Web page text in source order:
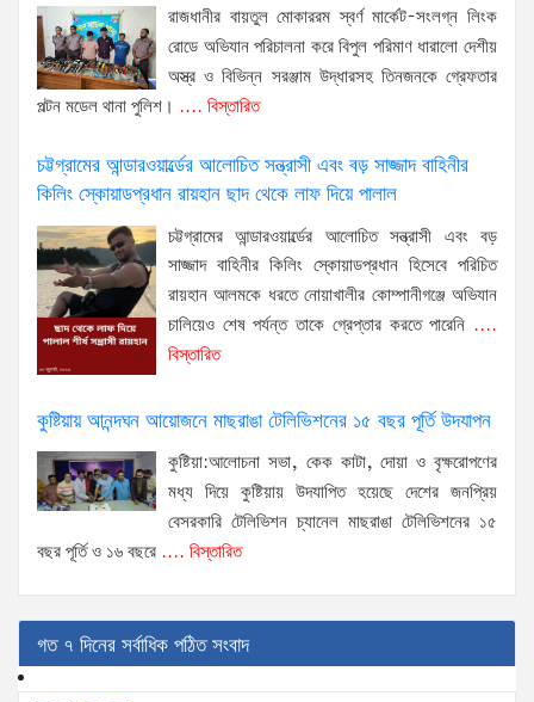
রাজধানীর বায়তুল মোকাররম স্বর্ণ মার্কেট-সংলগ্ন লিংক
রোডে অভিযান পরিচালনা করে বিপুল পরিমাণ ধারালো দেশীয়
অস্ত্র ও বিভিন্ন সরঞ্জাম উদ্ধারসহ তিনজনকে গ্রেফতার
পল্টন মডেল থানা পুলিশ। .... বিস্তারিত
চট্টগ্রামের আন্ডারওয়ার্ল্ডের আলোচিত সন্ত্রাসী এবং বড় সাজ্জাদ বাহিনীর
কিলিং স্কোয়াডপ্রধান রায়হান ছাদ থেকে লাফ দিয়ে পালাল
চট্টগ্রামের আন্ডারওয়ার্ল্ডের আলোচিত সন্ত্রাসী এবং বড়
সাজ্জাদ বাহিনীর কিলিং স্কোয়াডপ্রধান হিসেবে পরিচিত
রায়হান আলমকে ধরতে নোয়াখালীর কোম্পানীগঞ্জে অভিযান
চালিয়েও শেষ পর্যন্ত তাকে গ্রেপ্তার করতে পারেনি ....
বিস্তারিত
কুষ্টিয়ায় আনন্দঘন আয়োজনে মাছরাঙা টেলিভিশনের ১৫ বছর পূর্তি উদযাপন
কুষ্টিয়া:আলোচনা সভা, কেক কাটা, দোয়া ও বৃক্ষরোপণের
মধ্য দিয়ে কুষ্টিয়ায় উদযাপিত হয়েছে দেশের জনপ্রিয়
বেসরকারি টেলিভিশন চ্যানেল মাছরাঙা টেলিভিশনের ১৫
বছর পূর্তি ও ১৬ বছরে .... বিস্তারিত
গত ৭ দিনের সর্বাধিক পঠিত সংবাদ